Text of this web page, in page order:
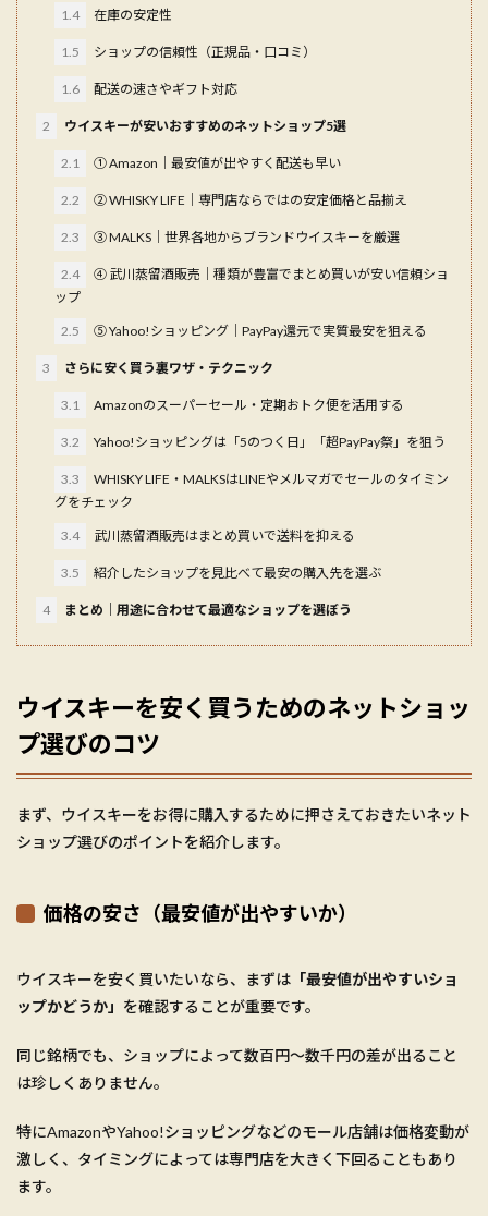
1.4 在庫の安定性
1.5 ショップの信頼性（正規品・口コミ）
1.6 配送の速さやギフト対応
2 ウイスキーが安いおすすめのネットショップ5選
2.1 ① Amazon｜最安値が出やすく配送も早い
2.2 ② WHISKY LIFE｜専門店ならではの安定価格と品揃え
2.3 ③ MALKS｜世界各地からブランドウイスキーを厳選
2.4
④ 武川蒸留酒販売｜種類が豊富でまとめ買いが安い信頼ショ
ップ
2.5 ⑤ Yahoo!ショッピング｜PayPay還元で実質最安を狙える
3 さらに安く買う裏ワザ・テクニック
3.1 Amazonのスーパーセール・定期おトク便を活用する
3.2 Yahoo!ショッピングは「5のつく日」「超PayPay祭」を狙う
3.3
WHISKY LIFE・MALKSはLINEやメルマガでセールのタイミン
グをチェック
3.4 武川蒸留酒販売はまとめ買いで送料を抑える
3.5 紹介したショップを見比べて最安の購入先を選ぶ
4 まとめ｜用途に合わせて最適なショップを選ぼう
ウイスキーを安く買うためのネットショッ
プ選びのコツ
まず、ウイスキーをお得に購入するために押さえておきたいネット
ショップ選びのポイントを紹介します。
価格の安さ（最安値が出やすいか）
ウイスキーを安く買いたいなら、まずは 「最安値が出やすいショ
ップかどうか」 を確認することが重要です。
同じ銘柄でも、ショップによって数百円〜数千円の差が出ること
は珍しくありません。
特にAmazonやYahoo!ショッピングなどのモール店舗は価格変動が
激しく、タイミングによっては専門店を大きく下回ることもあり
ます。